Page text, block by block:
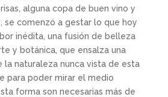
alguna copa de buen vino y
se comenzó a gestar lo que hoy
inédita, una fusión de belleza
y botánica, que ensalza una
la naturaleza nunca vista de esta
para poder mirar el medio
forma son necesarias más de